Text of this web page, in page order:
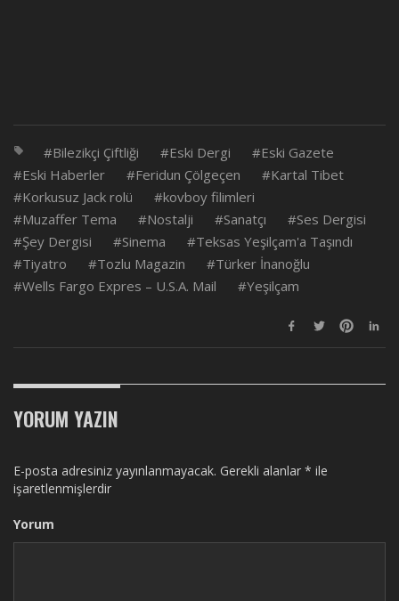
Bilezikçi Çiftliği Eski Dergi
Eski Gazete
Eski Haberler
Feridun Çölgeçen
Kartal Tibet
Korkusuz Jack rolü
kovboy filimleri
Muzaffer Tema
Nostalji Sanatçı
Ses Dergisi
Şey Dergisi
Sinema
Teksas Yeşilçam'a Taşındı
Tiyatro
Tozlu Magazin
Türker İnanoğlu
Wells Fargo Expres – U.S.A. Mail
Yeşilçam
YORUM YAZIN
E-posta adresiniz yayınlanmayacak. Gerekli alanlar * ile
işaretlenmişlerdir
Yorum